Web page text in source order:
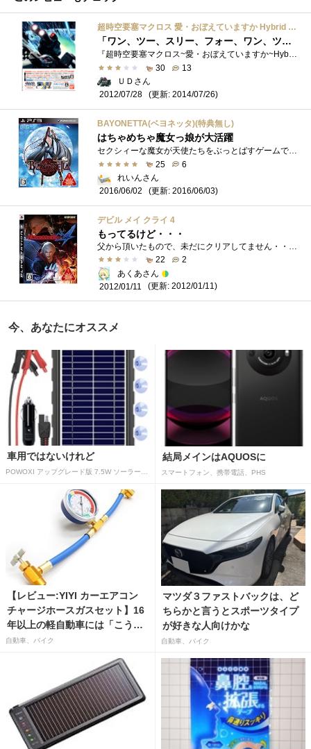
超時空要塞マクロス 愛・おぼえていますか Hybrid Pack 30周年アニバーサリーボックス
「ワン、ツー、スリー、フォー、ワン、ツー、スリー、フォー … ォワントゥ！」
『超時空要塞マクロス~愛・おぼえていますか~HybridPackハイブリッドパック(初回限定版「30周年アニバーサリーボックス」)』です。劇場アニメ『超�...
30
13
ＵＤさん
2012/07/28
(更新: 2014/07/26)
BAYONETTA(ベヨネッタ)(特典無し)
はちゃめちゃ魔女っ娘が大活躍
セクシィーな魔女が天使たちをぶっとばすゲームです。まるでデビルメイ、、、 既に導入済みだったのですが妻も遊びたいってことなので、�...
25
6
れいんさん
2016/06/02
(更新: 2016/06/03)
デビル メイ クライ 4
もってるけど・・・
22
2
あくあさん
2012/01/11
(更新: 2012/01/11)
今、あなたにオススメ
車用ではないけれど
POWOXI アップグレード版 7.5W ソーラーバッテリートリクルチャージャーメンテナー 12V ポータブル防水ソーラーパネル トリクル充電キット 車、自動車、オートバイ、ボート、マリン、RV、トレーラー、スノーモービルなど用
結局メインはAQUOSに
スマートフォン、携帯電話、PHS
【レビュー:YIYI カーエアコン
チャージホースガスセット】16
年以上の軽自動車には「こうか
はばつぐんだ」が…
自動車、バイク
マツダ３ファストバックは、ど
ちらかと言うとスポーツタイプ
が好きな人向けかな
自動車、バイク